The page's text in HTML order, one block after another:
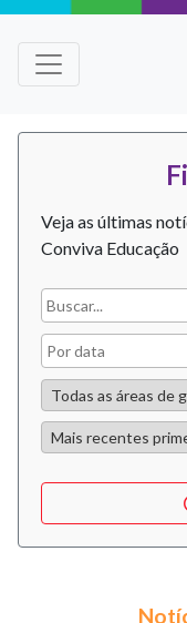
Veja as últimas
Conviva Educação